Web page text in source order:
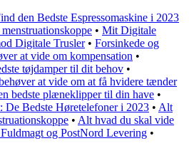
den Bedste Espressomaskine i 2023
• Mit Digitale
Digitale Trusler• Forsinkede og
at vide om kompensation •
tøjdamper til dit behov •
at vide om at få hvidere tænder
bedste plæneklipper til din have •
De Bedste Høretelefoner i 2023 • Alt
• Alt hvad du skal vide
og PostNord Levering •